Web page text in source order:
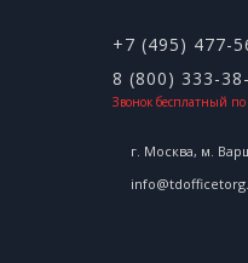
+7 (495) 477-
8 (800) 333-
Звонок бесплатный
г. Москва, м.